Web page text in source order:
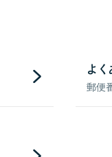
よ
郵便